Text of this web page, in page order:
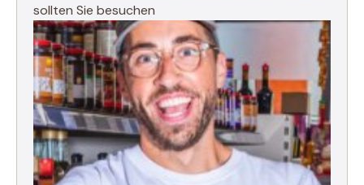
sollten Sie besuchen